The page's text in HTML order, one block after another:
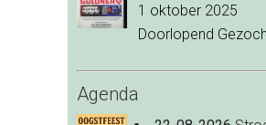
1 oktober 2025
Doorlopend
Agenda